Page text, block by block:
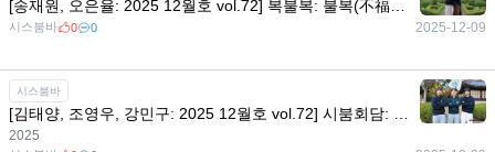
시스붐바 0 0 2025-12-09
시스붐바
2025